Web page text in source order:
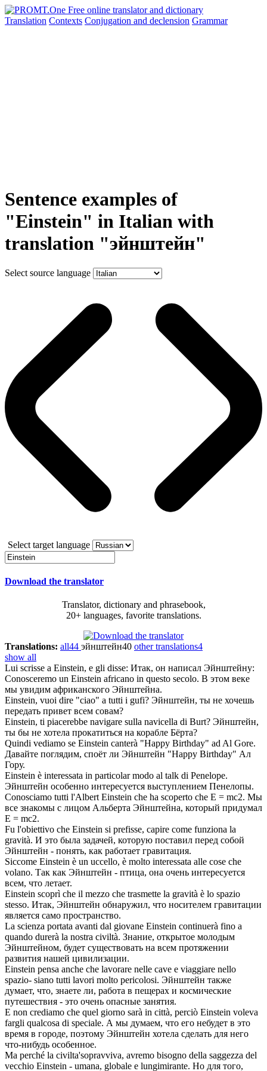
Translation Contexts Conjugation and declension Grammar
Sentence examples of
"Einstein" in Italian with
translation "эйнштейн"
Select source language
Select target language
Download the translator
Translator, dictionary and phrasebook,
20+ languages, favorite translations.
Translations: all44 эйнштейн40 other translations4
show all
Lui scrisse a Einstein, e gli disse: Итак, он написал Эйнштейну:
Conosceremo un Einstein africano in questo secolo. В этом веке
мы увидим африканского Эйнштейна.
Einstein, vuoi dire "ciao" a tutti i gufi? Эйнштейн, ты не хочешь
передать привет всем совам?
Einstein, ti piacerebbe navigare sulla navicella di Burt? Эйнштейн,
ты бы не хотела прокатиться на корабле Бёрта?
Quindi vediamo se Einstein canterà "Happy Birthday" ad Al Gore.
Давайте поглядим, споёт ли Эйнштейн "Happy Birthday" Ал
Гору.
Einstein è interessata in particolar modo al talk di Penelope.
Эйнштейн особенно интересуется выступлением Пенелопы.
Conosciamo tutti l'AlbertEinstein che ha scoperto che E = mc2. Мы
все знакомы с лицом Альберта Эйнштейна, который придумал
E = mc2.
Fu l'obiettivo che Einstein si prefisse, capire come funziona la
gravità. И это была задачей, которую поставил перед собой
Эйнштейн - понять, как работает гравитация.
Siccome Einstein è un uccello, è molto interessata alle cose che
volano. Так как Эйнштейн - птица, она очень интересуется
всем, что летает.
Einstein scoprì che il mezzo che trasmette la gravità è lo spazio
stesso. Итак, Эйнштейн обнаружил, что носителем гравитации
является само пространство.
La scienza portata avanti dal giovane Einstein continuerà fino a
quando durerà la nostra civiltà. Знание, открытое молодым
Эйнштейном, будет существовать на всем протяжении
развития нашей цивилизации.
Einstein pensa anche che lavorare nelle cave e viaggiare nello
spazio- siano tutti lavori molto pericolosi. Эйнштейн также
думает, что, знаете ли, работа в пещерах и космические
путешествия - это очень опасные занятия.
E non crediamo che quel giorno sarà in città, perciò Einstein voleva
fargli qualcosa di speciale. А мы думаем, что его небудет в это
время в городе, поэтому Эйнштейн хотела сделать для него
что-нибудь особенное.
Ma perché la civilta'sopravviva, avremo bisogno della saggezza del
vecchio Einstein - umana, globale e lungimirante. Но для того,